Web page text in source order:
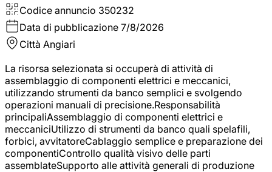
Codice annuncio 350232
Data di pubblicazione 7/8/2026
Città Angiari
La risorsa selezionata si occuperà di attività di
assemblaggio di componenti elettrici e meccanici,
utilizzando strumenti da banco semplici e svolgendo
operazioni manuali di precisione.Responsabilità
principaliAssemblaggio di componenti elettrici e
meccaniciUtilizzo di strumenti da banco quali spelafili,
forbici, avvitatoreCablaggio semplice e preparazione dei
componentiControllo qualità visivo delle parti
assemblateSupporto alle attività generali di produzione